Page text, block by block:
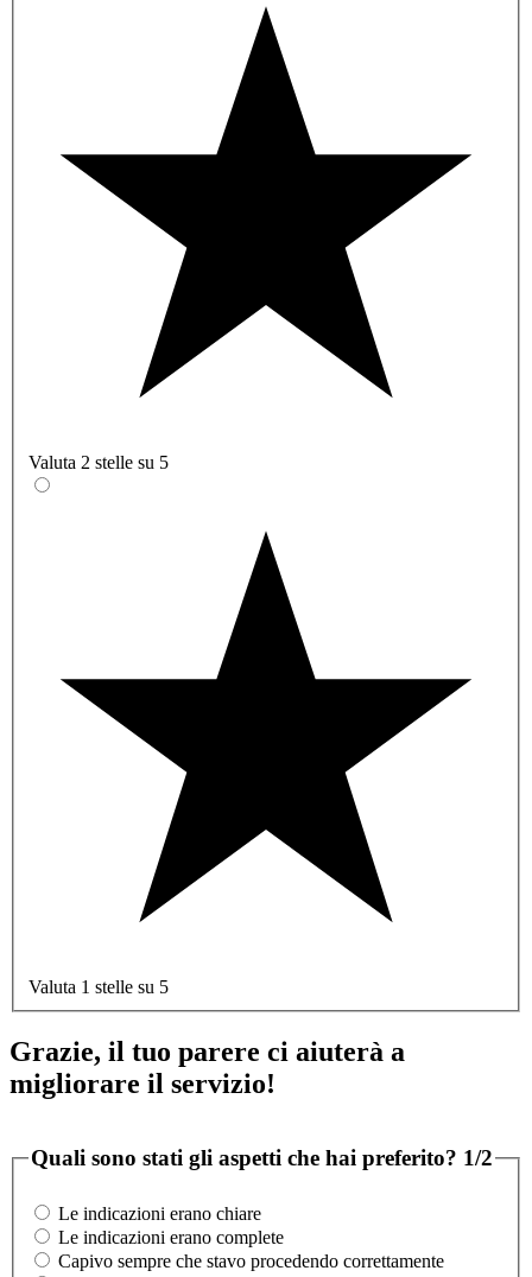
Valuta 2 stelle su 5
Valuta 1 stelle su 5
Grazie, il tuo parere ci aiuterà a
migliorare il servizio!
Quali sono stati gli aspetti che hai preferito? 1/2
Le indicazioni erano chiare
Le indicazioni erano complete
Capivo sempre che stavo procedendo correttamente